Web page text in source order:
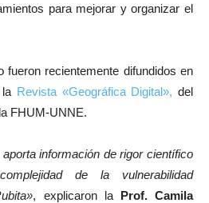
para mejorar y organizar el
fueron recientemente difundidos en
Revista «Geográfica Digital», del
FHUM-UNNE.
información de rigor científico
de la vulnerabilidad
, explicaron la Prof. Camila